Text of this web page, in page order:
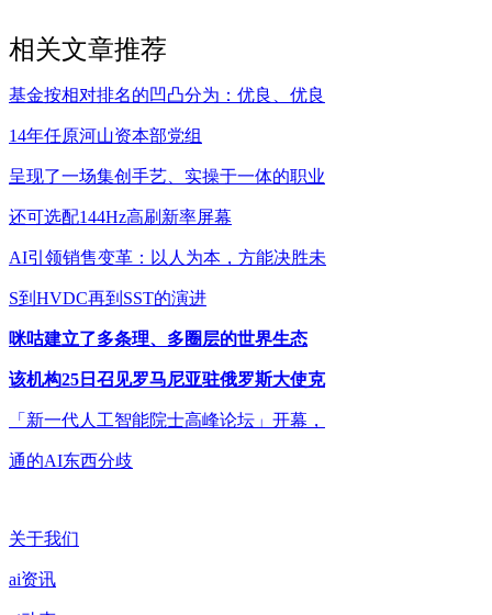
相关文章推荐
基金按相对排名的凹凸分为：优良、优良
14年任原河山资本部党组
呈现了一场集创手艺、实操于一体的职业
还可选配144Hz高刷新率屏幕
AI引领销售变革：以人为本，方能决胜未
S到HVDC再到SST的演进
咪咕建立了多条理、多圈层的世界生态
该机构25日召见罗马尼亚驻俄罗斯大使克
「新一代人工智能院士高峰论坛」开幕，
通的AI东西分歧
关于我们
ai资讯